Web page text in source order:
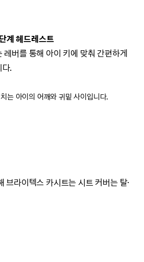
계 헤드레스트
버를 통해 아이 키에 맞춰 간편하게
.
는 아이의 어깨와 귀밑 사이입니다.
브라이텍스 카시트는 시트 커버는 탈·